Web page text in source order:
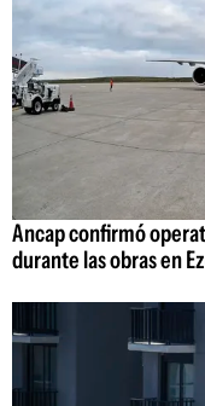
Ancap confirmó
durante las obras en